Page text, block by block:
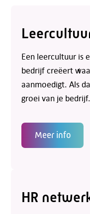
Een leercultuur is
bedrijf creëert
aanmoedigt. Als
groei van je
Meer info
HR